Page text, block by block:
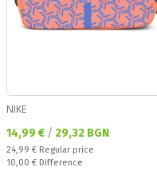
NIKE
Текуща цена:
14,99 € / 29,32 BGN
Regular price:
24,99 € Regular price
Спестявате:
10,00 € Difference